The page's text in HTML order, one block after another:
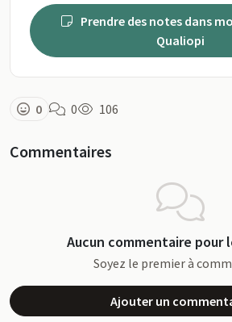
Qualiopi
0 0 106
Commentaires
Aucun commentaire pour
Soyez le premier à
Ajouter un